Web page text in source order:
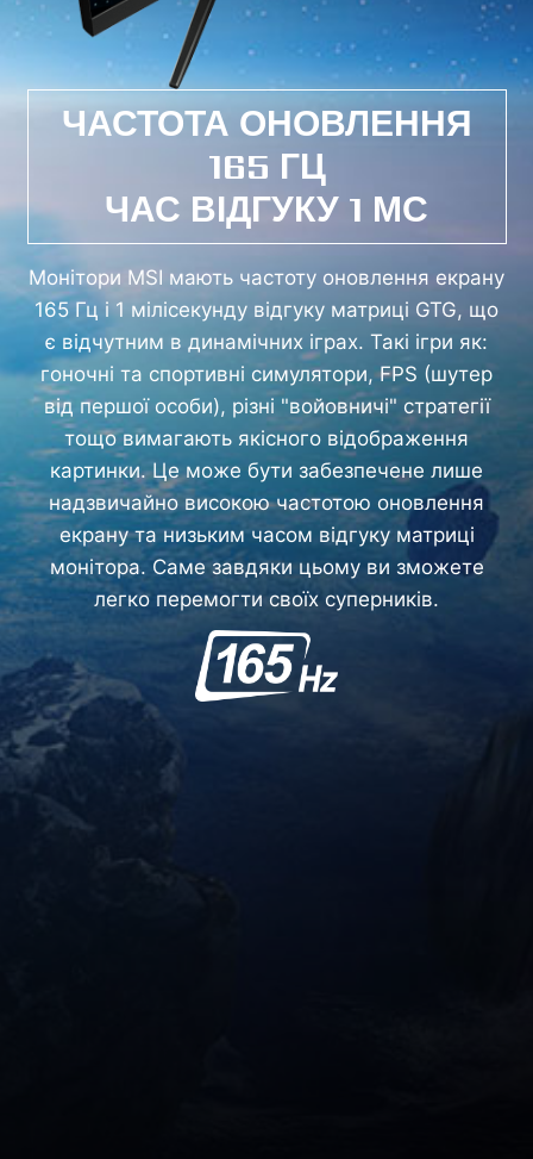
ЧАСТОТА ОНОВЛЕННЯ
165 ГЦ
ЧАС ВІДГУКУ 1 МС
Монітори MSI мають частоту оновлення екрану
165 Гц і 1 мілісекунду відгуку матриці GTG, що
є відчутним в динамічних іграх. Такі ігри як:
гоночні та спортивні симулятори, FPS (шутер
від першої особи), різні "войовничі" стратегії
тощо вимагають якісного відображення
картинки. Це може бути забезпечене лише
надзвичайно високою частотою оновлення
екрану та низьким часом відгуку матриці
монітора. Саме завдяки цьому ви зможете
легко перемогти своїх суперників.